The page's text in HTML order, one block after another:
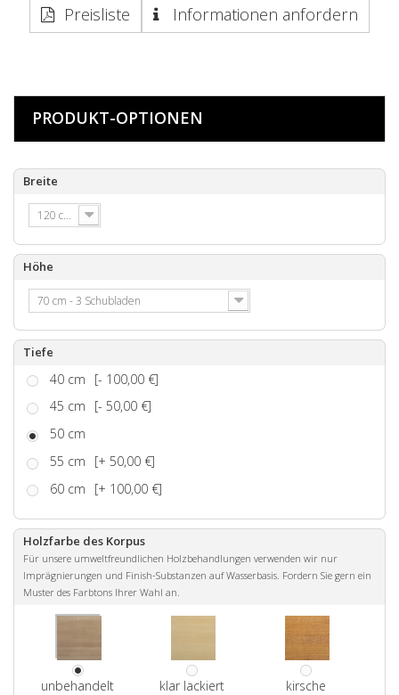
Preisliste Informationen anfordern
PRODUKT-OPTIONEN
Breite
120 cm
Höhe
70 cm - 3 Schubladen
Tiefe
40 cm
[- 100,00 €]
45 cm
[- 50,00 €]
50 cm
55 cm
[+ 50,00 €]
60 cm
[+ 100,00 €]
Holzfarbe des Korpus
Für unsere umweltfreundlichen Holzbehandlungen verwenden wir nur
Imprägnierungen und Finish-Substanzen auf Wasserbasis. Fordern Sie gern ein
Muster des Farbtons Ihrer Wahl an.
unbehandelt
klar lackiert
kirsche